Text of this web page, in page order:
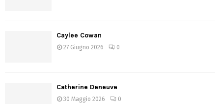
Caylee Cowan
27 Giugno 2026 0
Catherine Deneuve
30 Maggio 2026 0